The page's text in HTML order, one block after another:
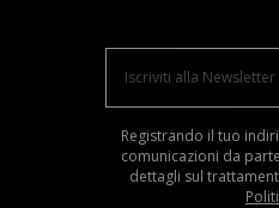
Registrando il tuo
comunicazioni da
dettagli sul